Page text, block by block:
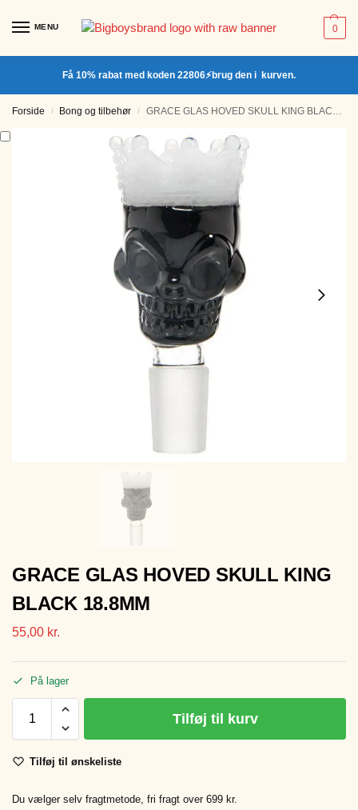
MENU 0
Få 10% rabat med koden 22806⚡brug den i kurven.
Forside / Bong og tilbehør / GRACE GLAS HOVED SKULL KING BLACK 18.8MM
GRACE GLAS HOVED SKULL KING
BLACK 18.8MM
55,00 kr.
På lager
Tilføj til kurv
Tilføj til ønskeliste
Du vælger selv fragtmetode, fri fragt over 699 kr.